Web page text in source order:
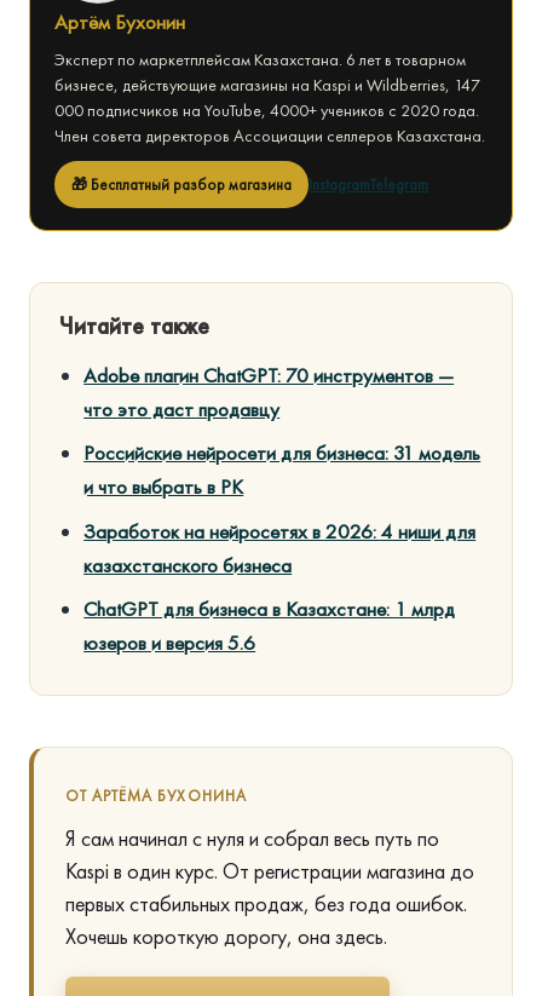
Артём Бухонин
Эксперт по маркетплейсам Казахстана. 6 лет в товарном
бизнесе, действующие магазины на Kaspi и Wildberries, 147
000 подписчиков на YouTube, 4000+ учеников с 2020 года.
Член совета директоров Ассоциации селлеров Казахстана.
🎁 Бесплатный разбор магазина InstagramTelegram
Читайте также
Adobe плагин ChatGPT: 70 инструментов —
что это даст продавцу
Российские нейросети для бизнеса: 31 модель
и что выбрать в РК
Заработок на нейросетях в 2026: 4 ниши для
казахстанского бизнеса
ChatGPT для бизнеса в Казахстане: 1 млрд
юзеров и версия 5.6
ОТ АРТЁМА БУХОНИНА
Я сам начинал с нуля и собрал весь путь по
Kaspi в один курс. От регистрации магазина до
первых стабильных продаж, без года ошибок.
Хочешь короткую дорогу, она здесь.